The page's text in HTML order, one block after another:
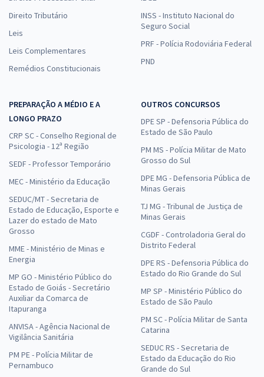
Direito Tributário
Leis
Leis Complementares
Remédios Constitucionais
INSS - Instituto Nacional do
Seguro Social
PRF - Polícia Rodoviária Federal
PND
PREPARAÇÃO A MÉDIO E A
LONGO PRAZO
CRP SC - Conselho Regional de
Psicologia - 12ª Região
SEDF - Professor Temporário
MEC - Ministério da Educação
SEDUC/MT - Secretaria de
Estado de Educação, Esporte e
Lazer do estado de Mato
Grosso
MME - Ministério de Minas e
Energia
MP GO - Ministério Público do
Estado de Goiás - Secretário
Auxiliar da Comarca de
Itapuranga
ANVISA - Agência Nacional de
Vigilância Sanitária
PM PE - Polícia Militar de
Pernambuco
OUTROS CONCURSOS
DPE SP - Defensoria Pública do
Estado de São Paulo
PM MS - Polícia Militar de Mato
Grosso do Sul
DPE MG - Defensoria Pública de
Minas Gerais
TJ MG - Tribunal de Justiça de
Minas Gerais
CGDF - Controladoria Geral do
Distrito Federal
DPE RS - Defensoria Pública do
Estado do Rio Grande do Sul
MP SP - Ministério Público do
Estado de São Paulo
PM SC - Polícia Militar de Santa
Catarina
SEDUC RS - Secretaria de
Estado da Educação do Rio
Grande do Sul